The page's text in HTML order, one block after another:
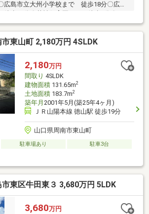
広島市立大州小学校まで 徒歩18分〇広島
目店まで 徒歩1分〇COSTCO
ホールセール) 広島倉庫店まで 徒歩4分〇
分東山町 2,180万円 4SLDK
2,180万円
間取り 4SLDK
建物面積131.65m2
土地面積183.7m2
築年月 2001年5月(築25年4ヶ月)
ＪＲ山陽本線 徳山駅 徒歩19分
山口県周南市東山町
駐車場あり
駐車3台
東区牛田東３ 3,680万円 5LDK
3,680万円